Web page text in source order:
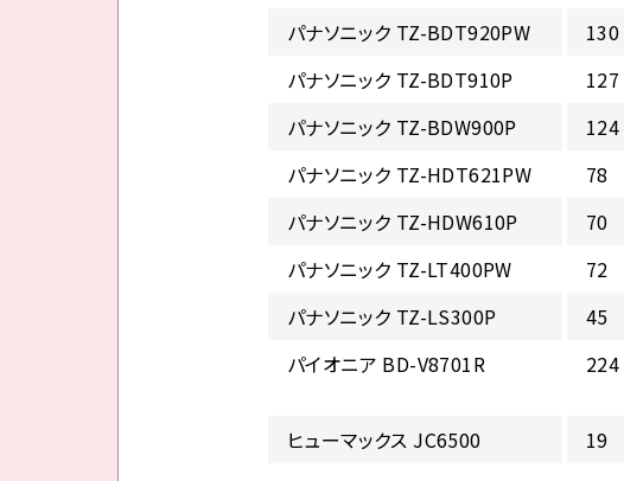
パナソニック TZ-BDT920PW
130
パナソニック TZ-BDT910P
127
パナソニック TZ-BDW900P
124
パナソニック TZ-HDT621PW
78
パナソニック TZ-HDW610P
70
パナソニック TZ-LT400PW
72
パナソニック TZ-LS300P
45
パイオニア BD-V8701R
224
ヒューマックス JC6500
19